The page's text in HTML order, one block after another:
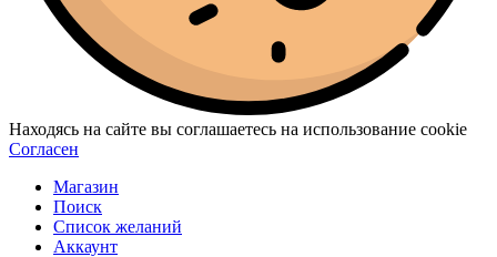
Находясь на сайте вы соглашаетесь на использование cookie
Согласен
Магазин
Поиск
Список желаний
Аккаунт